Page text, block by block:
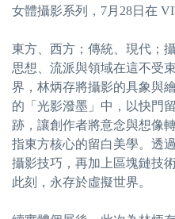
女體攝影系列，7月28日在
東方、西方；傳統、現代；
思想、流派與領域在這不受
界，林炳存將攝影的具象與
的「光影潑墨」中，以快門
跡，讓創作者將意念與想像
指東方核心的留白美學。透
攝影技巧，再加上區塊鏈技
此刻，永存於虛擬世界。